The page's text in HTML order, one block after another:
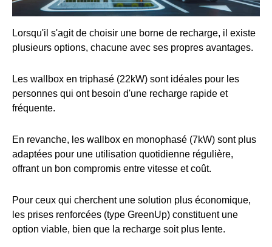
Lorsqu'il s'agit de choisir une borne de recharge, il existe
plusieurs options, chacune avec ses propres avantages.
Les wallbox en triphasé (22kW) sont idéales pour les
personnes qui ont besoin d'une recharge rapide et
fréquente.
En revanche, les wallbox en monophasé (7kW) sont plus
adaptées pour une utilisation quotidienne régulière,
offrant un bon compromis entre vitesse et coût.
Pour ceux qui cherchent une solution plus économique,
les prises renforcées (type GreenUp) constituent une
option viable, bien que la recharge soit plus lente.